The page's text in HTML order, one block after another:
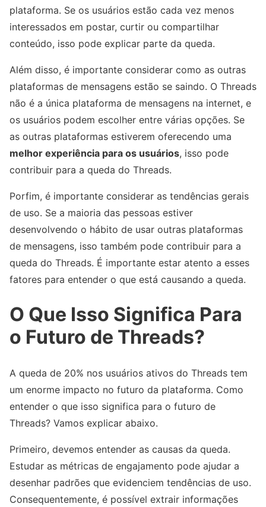
plataforma. Se os usuários estão cada vez menos
interessados ​​em postar, curtir ou compartilhar
conteúdo, isso pode explicar parte da queda.
Além disso, é importante considerar como as outras
plataformas de mensagens estão se saindo. O Threads
não é a única plataforma de mensagens na internet, e
os usuários podem escolher entre várias opções. Se
as outras plataformas estiverem oferecendo uma
melhor experiência para os usuários, isso pode
contribuir para a queda do Threads.
Porfim, é importante considerar as tendências gerais
de uso. Se a maioria das pessoas estiver
desenvolvendo o hábito de usar outras plataformas
de mensagens, isso também pode contribuir para a
queda do Threads. É importante estar atento a esses
fatores para entender o que está causando a queda.
O Que Isso Significa Para
o Futuro de Threads?
A queda de 20% nos usuários ativos do Threads tem
um enorme impacto no futuro da plataforma. Como
entender o que isso significa para o futuro de
Threads? Vamos explicar abaixo.
Primeiro, devemos entender as causas da queda.
Estudar as métricas de engajamento pode ajudar a
desenhar padrões que evidenciem tendências de uso.
Consequentemente, é possível extrair informações